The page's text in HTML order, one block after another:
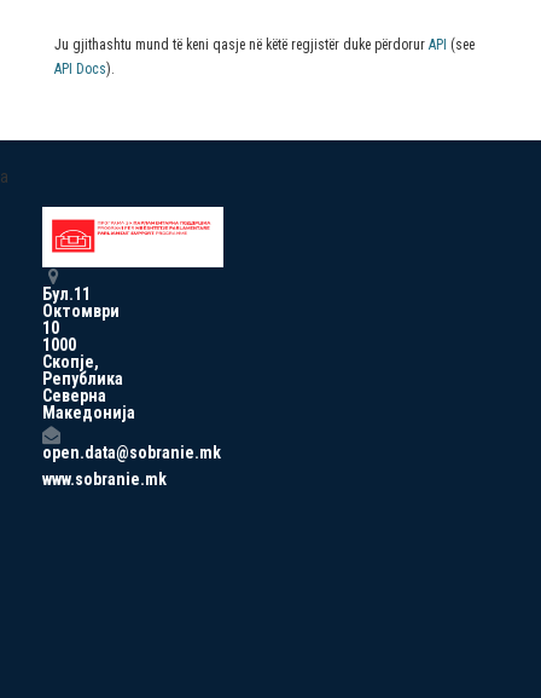
Ju gjithashtu mund të keni qasje në këtë regjistër duke përdorur API (see
API Docs).
a
Бул.11
Октомври
10
1000
Скопје,
Република
Северна
Македонија
open.data@sobranie.mk
www.sobranie.mk